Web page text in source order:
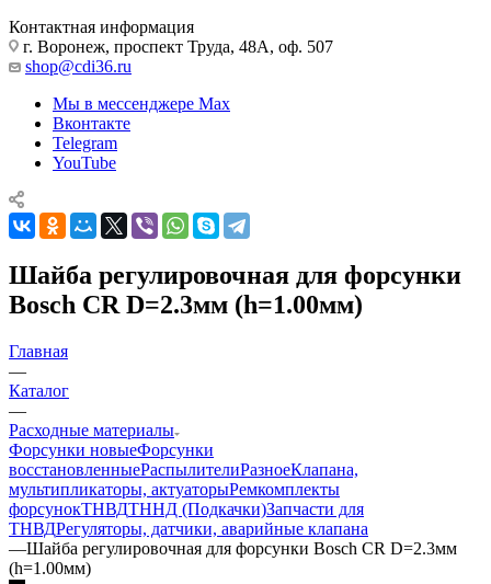
Контактная информация
г. Воронеж, проспект Труда, 48А, оф. 507
shop@cdi36.ru
Мы в мессенджере Max
Вконтакте
Telegram
YouTube
Шайба регулировочная для форсунки
Bosch CR D=2.3мм (h=1.00мм)
Главная
—
Каталог
—
Расходные материалы
Форсунки новыеФорсунки
восстановленныеРаспылителиРазноеКлапана,
мультипликаторы, актуаторыРемкомплекты
форсунокТНВДТННД (Подкачки)Запчасти для
ТНВДРегуляторы, датчики, аварийные клапана
—Шайба регулировочная для форсунки Bosch CR D=2.3мм
(h=1.00мм)